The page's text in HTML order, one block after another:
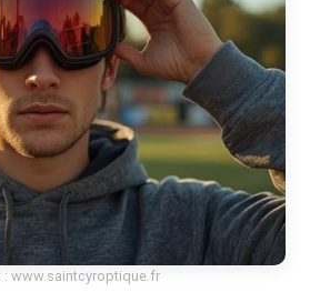
: www.saintcyroptique.fr